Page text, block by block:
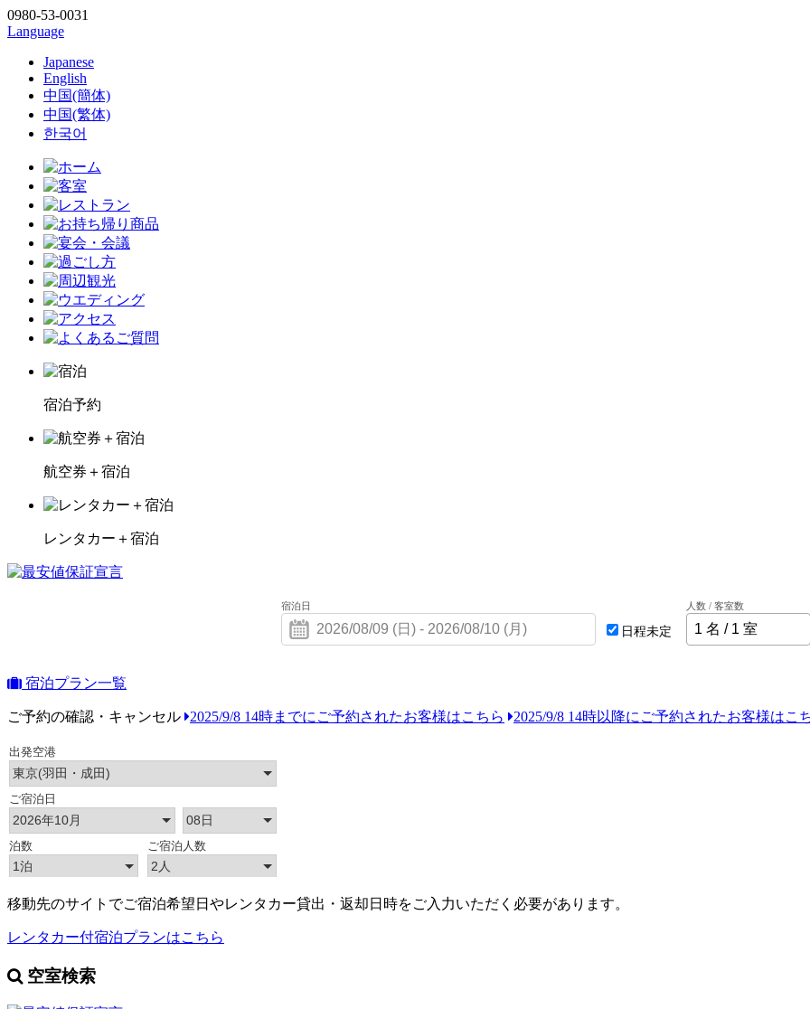
0980-53-0031
Language
Japanese
English
中国(簡体)
中国(繁体)
한국어
宿泊予約
航空券＋宿泊
レンタカー＋宿泊
宿泊日
日程未定
人数 / 客室数
宿泊プラン一覧
ご予約の確認・キャンセル 2025/9/8 14時までにご予約されたお客様はこちら 2025/9/8 14時以降にご予約されたお客様はこ
移動先のサイトでご宿泊希望日やレンタカー貸出・返却日時をご入力いただく必要があります。
レンタカー付宿泊プランはこちら
空室検索